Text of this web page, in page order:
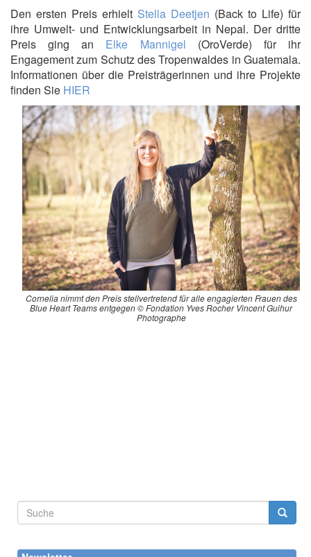
Den ersten Preis erhielt Stella Deetjen (Back to Life) für
ihre Umwelt- und Entwicklungsarbeit in Nepal. Der dritte
Preis ging an Elke Mannigel (OroVerde) für ihr
Engagement zum Schutz des Tropenwaldes in Guatemala.
Informationen über die Preisträgerinnen und ihre Projekte
finden Sie HIER
Cornelia nimmt den Preis stellvertretend für alle engagierten Frauen des
Blue Heart Teams entgegen © Fondation Yves Rocher Vincent Guihur
Photographe
Suchformular